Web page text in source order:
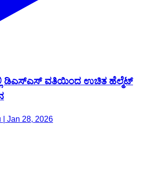
ಡಿಎಸ್ಎಸ್ ವತಿಯಿಂದ ಉಚಿತ ಹೆಲ್ಮೆಟ್
| Jan 28, 2026